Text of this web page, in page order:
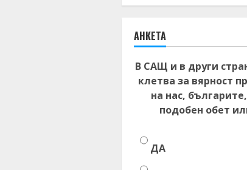
АНКЕТА
В САЩ и в други
клетва за вярност
на нас,
подобен обет
ДА